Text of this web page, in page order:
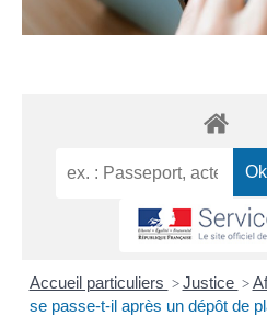
Accueil particuliers > Justice >
se passe-t-il après un dépôt de